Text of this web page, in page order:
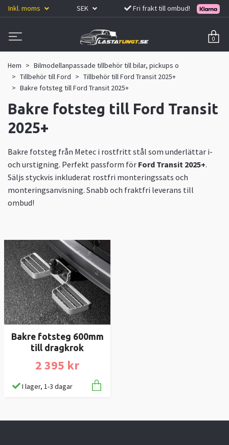
Inkl. moms SEK Fri frakt till ombud!
0
Hem
Bilmodellanpassade tillbehör till bilar, pickups o
Tillbehör till Ford
Tillbehör till Ford Transit 2025+
Bakre fotsteg till Ford Transit 2025+
Bakre fotsteg till Ford Transit
2025+
Bakre fotsteg från Metec i rostfritt stål som underlättar i-
och urstigning. Perfekt passform för Ford Transit 2025+.
Säljs styckvis inkluderat rostfri monteringssats och
monteringsanvisning. Snabb och fraktfri leverans till
ombud!
Bakre fotsteg 600mm
till dragkrok
2 395 kr
I lager, 1-3 dagar